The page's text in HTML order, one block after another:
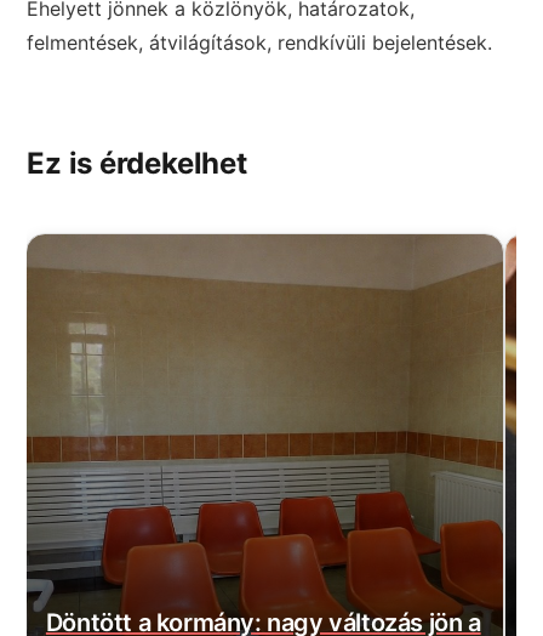
Ehelyett jönnek a közlönyök, határozatok,
felmentések, átvilágítások, rendkívüli bejelentések.
Ez is érdekelhet
Szijjártó máris rossz híreket kapott: